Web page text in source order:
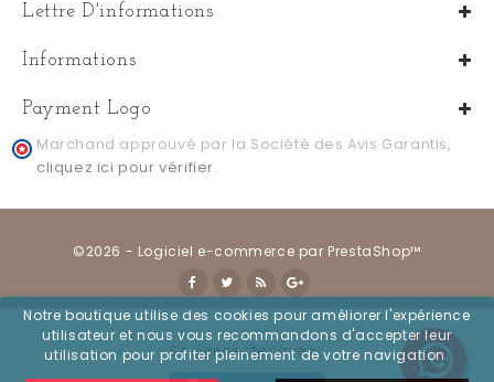
Notre boutique utilise des cookies pour améliorer l'expérience
utilisateur et nous vous recommandons d'accepter leur
utilisation pour profiter pleinement de votre navigation.
Lettre D'informations
Informations
©2026 - Logiciel e-commerce par PrestaShop™
Payment Logo
Marchand approuvé par la Société des Avis Garantis,
cliquez ici pour vérifier.
Se connecter avec :